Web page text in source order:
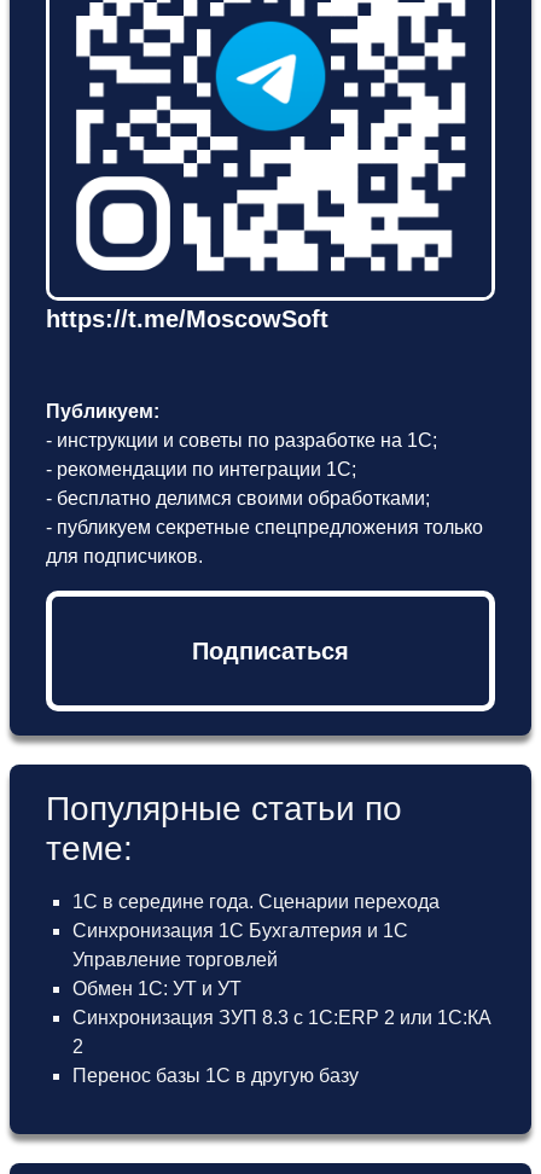
https://t.me/MoscowSoft
Публикуем:
- инструкции и советы по разработке на 1С;
- рекомендации по интеграции 1С;
- бесплатно делимся своими обработками;
- публикуем секретные спецпредложения только
для подписчиков.
Подписаться
Популярные статьи по
теме:
1С в середине года. Сценарии перехода
Синхронизация 1С Бухгалтерия и 1С
Управление торговлей
Обмен 1С: УТ и УТ
Синхронизация ЗУП 8.3 с 1С:ERP 2 или 1С:КА
2
Перенос базы 1С в другую базу